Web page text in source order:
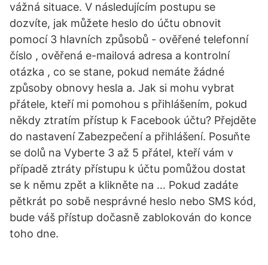
vážná situace. V následujícím postupu se
dozvíte, jak můžete heslo do účtu obnovit
pomocí 3 hlavních způsobů - ověřené telefonní
číslo , ověřená e-mailová adresa a kontrolní
otázka , co se stane, pokud nemáte žádné
způsoby obnovy hesla a. Jak si mohu vybrat
přátele, kteří mi pomohou s přihlášením, pokud
někdy ztratím přístup k Facebook účtu? Přejděte
do nastavení Zabezpečení a přihlášení. Posuňte
se dolů na Vyberte 3 až 5 přátel, kteří vám v
případě ztráty přístupu k účtu pomůžou dostat
se k němu zpět a klikněte na … Pokud zadáte
pětkrát po sobě nesprávné heslo nebo SMS kód,
bude váš přístup dočasně zablokován do konce
toho dne.